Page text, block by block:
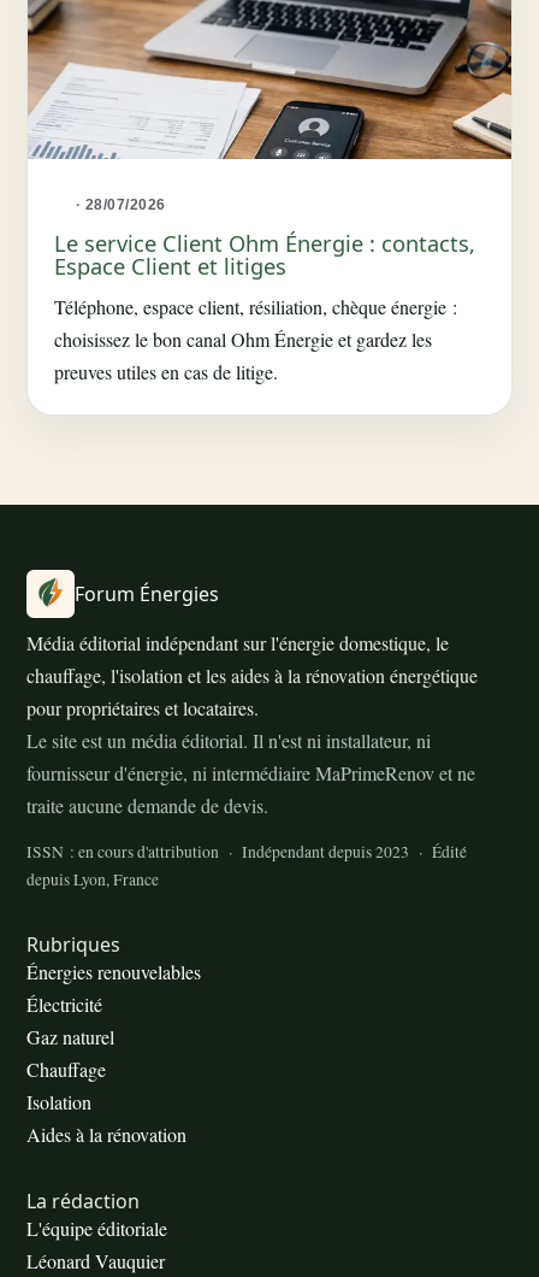
· 28/07/2026
Le service Client Ohm Énergie : contacts,
Espace Client et litiges
Téléphone, espace client, résiliation, chèque énergie :
choisissez le bon canal Ohm Énergie et gardez les
preuves utiles en cas de litige.
Forum Énergies
Média éditorial indépendant sur l'énergie domestique, le
chauffage, l'isolation et les aides à la rénovation énergétique
pour propriétaires et locataires.
Le site est un média éditorial. Il n'est ni installateur, ni
fournisseur d'énergie, ni intermédiaire MaPrimeRenov et ne
traite aucune demande de devis.
ISSN : en cours d'attribution · Indépendant depuis 2023 · Édité
depuis Lyon, France
Rubriques
Énergies renouvelables
Électricité
Gaz naturel
Chauffage
Isolation
Aides à la rénovation
La rédaction
L'équipe éditoriale
Léonard Vauquier